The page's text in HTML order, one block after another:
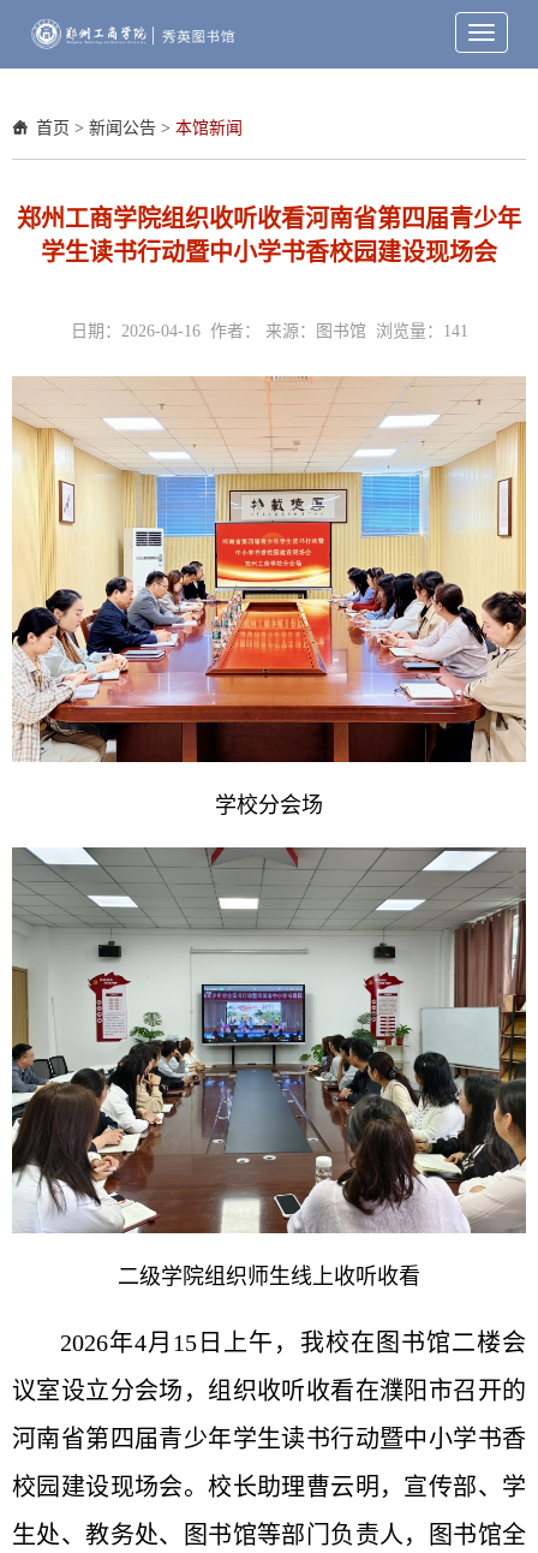
Toggle
首页 > 新闻公告 > 本馆新闻
郑州工商学院组织收听收看河南省第四届青少年
学生读书行动暨中小学书香校园建设现场会
日期：2026-04-16 作者： 来源：图书馆 浏览量： 141
学校分会场
二级学院组织师生线上收听收看
2026年4月15日上午，我校在图书馆二楼会
议室设立分会场，组织收听收看在濮阳市召开的
河南省第四届青少年学生读书行动暨中小学书香
校园建设现场会。校长助理曹云明，宣传部、学
生处、教务处、图书馆等部门负责人，图书馆全